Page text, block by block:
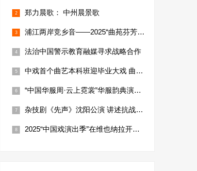
郑力晨歌： 中州晨景歌
浦江两岸竞乡音——2025“曲苑芬芳”上海优秀曲艺节目展演成功举办
法治中国警示教育融媒寻求战略合作
中戏首个曲艺本科班迎毕业大戏 曲艺剧探索中国演剧体系
“中国华服周·云上霓裳”华服韵典演出在昆明举行
杂技剧《先声》沈阳公演 讲述抗战故事
2025“中国戏演出季”在维也纳拉开帷幕